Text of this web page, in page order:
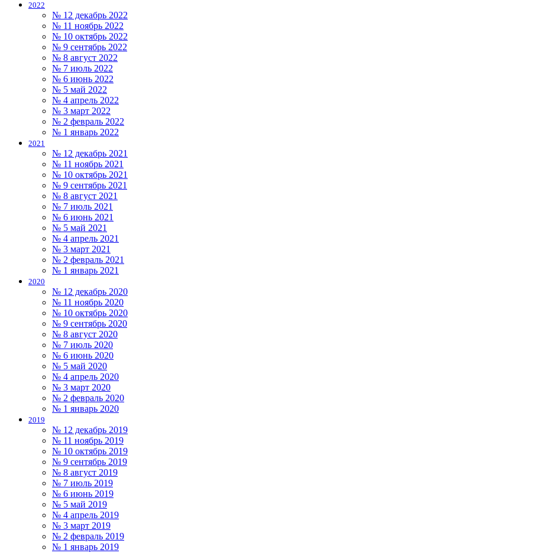
2022
№ 12 декабрь 2022
№ 11 ноябрь 2022
№ 10 октябрь 2022
№ 9 сентябрь 2022
№ 8 август 2022
№ 7 июль 2022
№ 6 июнь 2022
№ 5 май 2022
№ 4 апрель 2022
№ 3 март 2022
№ 2 февраль 2022
№ 1 январь 2022
2021
№ 12 декабрь 2021
№ 11 ноябрь 2021
№ 10 октябрь 2021
№ 9 сентябрь 2021
№ 8 август 2021
№ 7 июль 2021
№ 6 июнь 2021
№ 5 май 2021
№ 4 апрель 2021
№ 3 март 2021
№ 2 февраль 2021
№ 1 январь 2021
2020
№ 12 декабрь 2020
№ 11 ноябрь 2020
№ 10 октябрь 2020
№ 9 сентябрь 2020
№ 8 август 2020
№ 7 июль 2020
№ 6 июнь 2020
№ 5 май 2020
№ 4 апрель 2020
№ 3 март 2020
№ 2 февраль 2020
№ 1 январь 2020
2019
№ 12 декабрь 2019
№ 11 ноябрь 2019
№ 10 октябрь 2019
№ 9 сентябрь 2019
№ 8 август 2019
№ 7 июль 2019
№ 6 июнь 2019
№ 5 май 2019
№ 4 апрель 2019
№ 3 март 2019
№ 2 февраль 2019
№ 1 январь 2019